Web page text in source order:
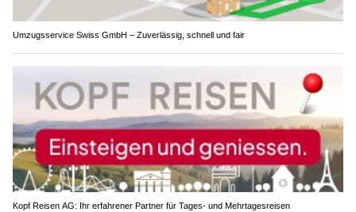
Umzugsservice Swiss GmbH – Zuverlässig, schnell und fair
Kopf Reisen AG: Ihr erfahrener Partner für Tages- und Mehrtagesreisen